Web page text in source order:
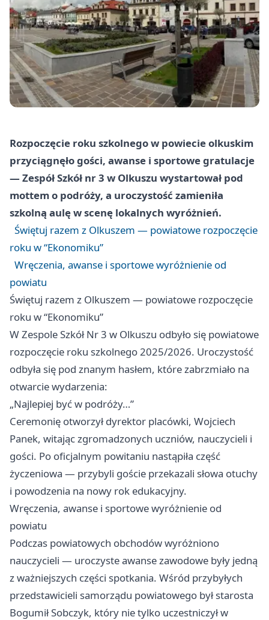
Rozpoczęcie roku szkolnego w powiecie olkuskim
przyciągnęło gości, awanse i sportowe gratulacje
— Zespół Szkół nr 3 w Olkuszu wystartował pod
mottem o podróży, a uroczystość zamieniła
szkolną aulę w scenę lokalnych wyróżnień.
Świętuj razem z Olkuszem — powiatowe rozpoczęcie
roku w “Ekonomiku”
Wręczenia, awanse i sportowe wyróżnienie od
powiatu
Świętuj razem z Olkuszem — powiatowe rozpoczęcie
roku w “Ekonomiku”
W Zespole Szkół Nr 3 w Olkuszu odbyło się powiatowe
rozpoczęcie roku szkolnego 2025/2026. Uroczystość
odbyła się pod znanym hasłem, które zabrzmiało na
otwarcie wydarzenia:
„Najlepiej być w podróży…”
Ceremonię otworzył dyrektor placówki, Wojciech
Panek, witając zgromadzonych uczniów, nauczycieli i
gości. Po oficjalnym powitaniu nastąpiła część
życzeniowa — przybyli goście przekazali słowa otuchy
i powodzenia na nowy rok edukacyjny.
Wręczenia, awanse i sportowe wyróżnienie od
powiatu
Podczas powiatowych obchodów wyróżniono
nauczycieli — uroczyste awanse zawodowe były jedną
z ważniejszych części spotkania. Wśród przybyłych
przedstawicieli samorządu powiatowego był starosta
Bogumił Sobczyk, który nie tylko uczestniczył w